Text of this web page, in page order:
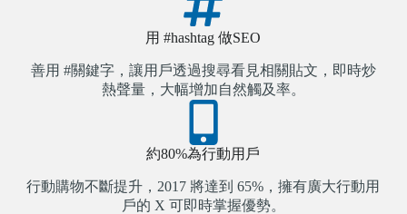
用 #hashtag 做SEO
善用 #關鍵字，讓用戶透過搜尋看見相關貼文，即時炒
熱聲量，大幅增加自然觸及率。
約80%為行動用戶
行動購物不斷提升，2017 將達到 65%，擁有廣大行動用
戶的 X 可即時掌握優勢。